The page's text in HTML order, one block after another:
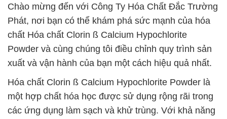
Chào mừng đến với Công Ty Hóa Chất Đắc Trường
Phát, nơi bạn có thể khám phá sức mạnh của hóa
chất Hóa chất Clorin ß Calcium Hypochlorite
Powder và cùng chúng tôi điều chỉnh quy trình sản
xuất và vận hành của bạn một cách hiệu quả nhất.
Hóa chất Clorin ß Calcium Hypochlorite Powder là
một hợp chất hóa học được sử dụng rộng rãi trong
các ứng dụng làm sạch và khử trùng. Với khả năng